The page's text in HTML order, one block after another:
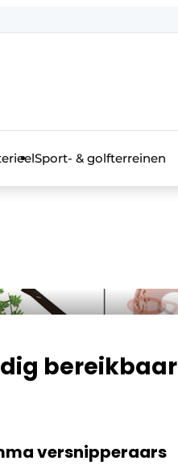
Sport- & golfterreinen
bereikbaar
versnipperaars